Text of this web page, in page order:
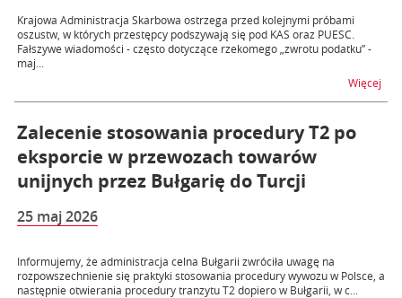
Krajowa Administracja Skarbowa ostrzega przed kolejnymi próbami
oszustw, w których przestępcy podszywają się pod KAS oraz PUESC.
Fałszywe wiadomości - często dotyczące rzekomego „zwrotu podatku” -
maj...
Więcej
Zalecenie stosowania procedury T2 po
eksporcie w przewozach towarów
unijnych przez Bułgarię do Turcji
25 maj 2026
Informujemy, że administracja celna Bułgarii zwróciła uwagę na
rozpowszechnienie się praktyki stosowania procedury wywozu w Polsce, a
następnie otwierania procedury tranzytu T2 dopiero w Bułgarii, w c...